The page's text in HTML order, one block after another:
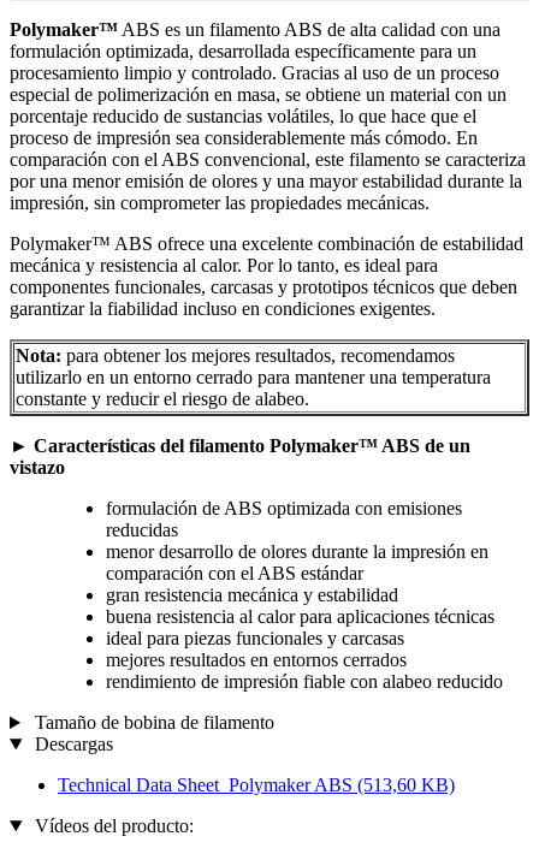
Polymaker™ ABS es un filamento ABS de alta calidad con una
formulación optimizada, desarrollada específicamente para un
procesamiento limpio y controlado. Gracias al uso de un proceso
especial de polimerización en masa, se obtiene un material con un
porcentaje reducido de sustancias volátiles, lo que hace que el
proceso de impresión sea considerablemente más cómodo. En
comparación con el ABS convencional, este filamento se caracteriza
por una menor emisión de olores y una mayor estabilidad durante la
impresión, sin comprometer las propiedades mecánicas.
Polymaker™ ABS ofrece una excelente combinación de estabilidad
mecánica y resistencia al calor. Por lo tanto, es ideal para
componentes funcionales, carcasas y prototipos técnicos que deben
garantizar la fiabilidad incluso en condiciones exigentes.
Nota: para obtener los mejores resultados, recomendamos
utilizarlo en un entorno cerrado para mantener una temperatura
constante y reducir el riesgo de alabeo.
► Características del filamento Polymaker™ ABS de un
vistazo
formulación de ABS optimizada con emisiones
reducidas
menor desarrollo de olores durante la impresión en
comparación con el ABS estándar
gran resistencia mecánica y estabilidad
buena resistencia al calor para aplicaciones técnicas
ideal para piezas funcionales y carcasas
mejores resultados en entornos cerrados
rendimiento de impresión fiable con alabeo reducido
Tamaño de bobina de filamento
Descargas
Technical Data Sheet_Polymaker ABS (513,60 KB)
Vídeos del producto: